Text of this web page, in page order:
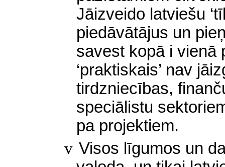
Jāizveido latviešu
piedāvātājus un
savest kopā i vienā
‘praktiskais’ nav
tirdzniecības,
speciālistu
pa projektiem.
v Visos līgumos un